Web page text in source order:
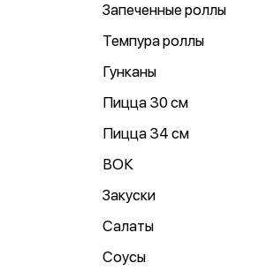
Запеченные роллы
Темпура роллы
Гунканы
Пицца 30 см
Пицца 34 см
ВОК
Закуски
Салаты
Соусы